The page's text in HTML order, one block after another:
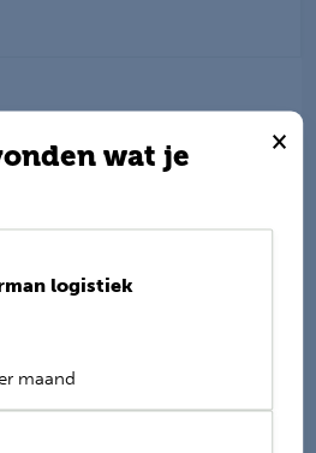
×
wat je
logistiek
maand
vacatures